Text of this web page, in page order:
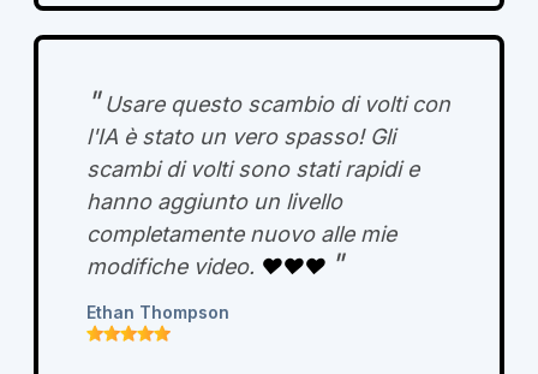
" Usare questo scambio di volti con
l'IA è stato un vero spasso! Gli
scambi di volti sono stati rapidi e
hanno aggiunto un livello
completamente nuovo alle mie
modifiche video. ❤️❤️❤️ "
Ethan Thompson